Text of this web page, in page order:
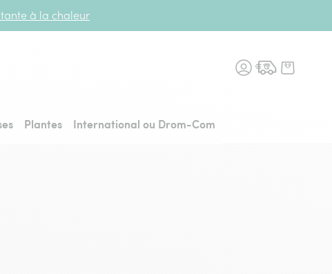
à la chaleur
Plantes International ou Drom-Com